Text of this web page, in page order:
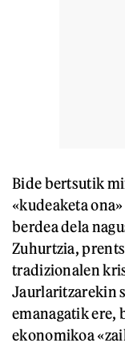
Bide bertsutik
«kudeaketa
berdea dela
Zuhurtzia,
tradizionalen
Jaurlaritzarekin
emanagatik ere,
ekonomikoa